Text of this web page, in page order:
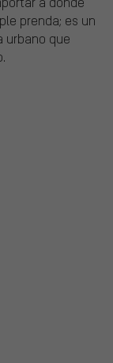
prenda; es un
urbano que